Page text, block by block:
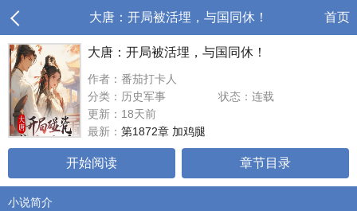
大唐：开局被活埋，与国同休！ 首页
大唐：开局被活埋，与国同休！
作者：番茄打卡人
分类：历史军事
状态：连载
更新：18天前
最新： 第1872章 加鸡腿
开始阅读 章节目录
小说简介